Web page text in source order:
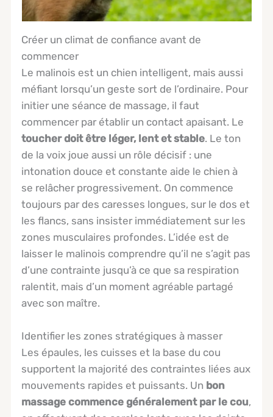
Créer un climat de confiance avant de
commencer
Le malinois est un chien intelligent, mais aussi
méfiant lorsqu’un geste sort de l’ordinaire. Pour
initier une séance de massage, il faut
commencer par établir un contact apaisant. Le
toucher doit être léger, lent et stable. Le ton
de la voix joue aussi un rôle décisif : une
intonation douce et constante aide le chien à
se relâcher progressivement. On commence
toujours par des caresses longues, sur le dos et
les flancs, sans insister immédiatement sur les
zones musculaires profondes. L’idée est de
laisser le malinois comprendre qu’il ne s’agit pas
d’une contrainte jusqu’à ce que sa respiration
ralentit, mais d’un moment agréable partagé
avec son maître.
Identifier les zones stratégiques à masser
Les épaules, les cuisses et la base du cou
supportent la majorité des contraintes liées aux
mouvements rapides et puissants. Un bon
massage commence généralement par le cou,